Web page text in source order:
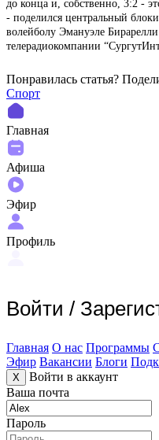
до конца и, собственно, 3:2 -
- поделился центральный
волейболу Эмануэле
телерадиокомпании
Понравилась статья?
Спорт
Главная
Афиша
Эфир
Профиль
Войти /
Главная О нас Программы
Эфир Вакансии Блоги
X
Войти в аккаунт
Ваша почта
Пароль